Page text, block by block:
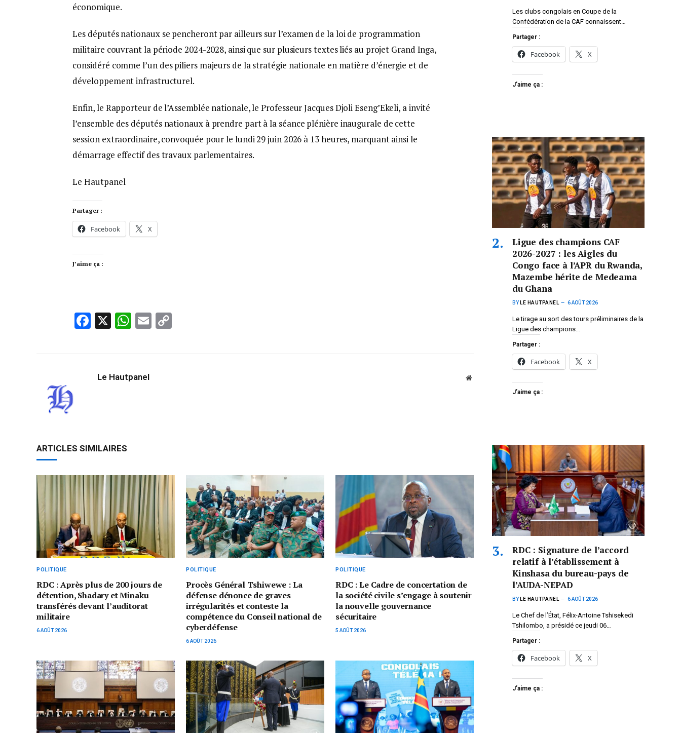
économique.
Les députés nationaux se pencheront par ailleurs sur l’examen de la loi de programmation
militaire couvrant la période 2024-2028, ainsi que sur plusieurs textes liés au projet Grand Inga,
considéré comme l’un des piliers majeurs de la stratégie nationale en matière d’énergie et de
développement infrastructurel.
Enfin, le Rapporteur de l’Assemblée nationale, le Professeur Jacques Djoli Eseng’Ekeli, a invité
l’ensemble des députés nationaux à prendre part à la séance plénière inaugurale de cette
session extraordinaire, convoquée pour le lundi 29 juin 2026 à 13 heures, marquant ainsi le
démarrage effectif des travaux parlementaires.
Le Hautpanel
Partager :
Facebook X
J’aime ça :
Facebook
X WhatsApp
Email
Le Hautpanel Website
ARTICLES SIMILAIRES
POLITIQUE
RDC : Après plus de 200 jours de
détention, Shadary et Minaku
transférés devant l’auditorat
militaire
6 AOÛT 2026
POLITIQUE
Procès Général Tshiwewe : La
défense dénonce de graves
irrégularités et conteste la
compétence du Conseil national de
cyberdéfense
6 AOÛT 2026
POLITIQUE
RDC : Le Cadre de concertation de
la société civile s’engage à soutenir
la nouvelle gouvernance
sécuritaire
5 AOÛT 2026
Les clubs congolais en Coupe de la
Confédération de la CAF connaissent…
Partager :
Facebook X
J’aime ça :
Ligue des champions CAF
2026-2027 : les Aigles du
Congo face à l’APR du Rwanda,
Mazembe hérite de Medeama
du Ghana
BY LE HAUTPANEL 6 AOÛT 2026
Le tirage au sort des tours préliminaires de la
Ligue des champions…
Partager :
Facebook X
J’aime ça :
RDC : Signature de l’accord
relatif à l’établissement à
Kinshasa du bureau-pays de
l’AUDA-NEPAD
BY LE HAUTPANEL 6 AOÛT 2026
Le Chef de l’État, Félix-Antoine Tshisekedi
Tshilombo, a présidé ce jeudi 06…
Partager :
Facebook X
J’aime ça :